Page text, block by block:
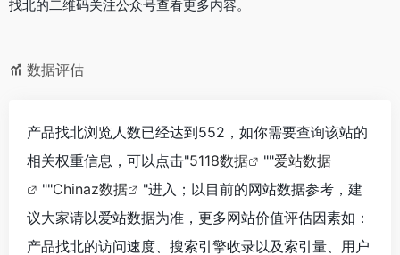
找北的二维码关注公众号查看更多内容。
数据评估
产品找北浏览人数已经达到552，如你需要查询该站的
相关权重信息，可以点击"5118数据 ""爱站数据
""Chinaz数据
"进入；以目前的网站数据参考，建
议大家请以爱站数据为准，更多网站价值评估因素如：
产品找北的访问速度、搜索引擎收录以及索引量、用户